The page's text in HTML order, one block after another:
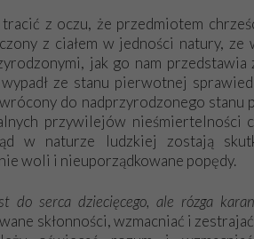
z oczu, że przedmiotem
z ciałem w jedności natury,
jak go nam
ze stanu pierwotnej
do nadprzyrodzonego stanu
przywilejów nieśmiertelności
w naturze ludzkiej zostają
woli i nieuporządkowane popędy.
do serca dziecięcego, ale rózga
skłonności, wzmacniać i